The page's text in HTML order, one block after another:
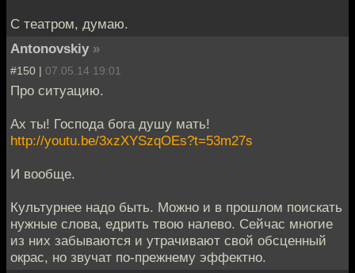
С театром, думаю.
Antonovskiy »
#150 | 07.05.14 19:01
Про ситуацию.
Ах ты! Господа бога душу мать!
http://youtu.be/3xzXYSzqOEs?t=53m27s
И вообще.
Культурнее надо быть. Можно и в прошлом поискать
нужные слова, едрить твою налево. Сейчас многие
из них забываются и утрачивают свой обсценный
окрас, но звучат по-прежнему эффектно.